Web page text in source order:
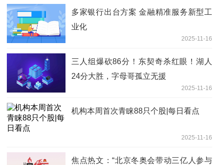
多家银行出台方案 金融精准服务新型工
业化
2025-11-16
三人组爆砍86分！东契奇杀红眼！湖人
24分大胜，字母哥孤立无援
2025-11-16
机构本周首次青睐88只个股|每日看点
2025-11-16
焦点热文：“北京冬奥会带动三亿人参与